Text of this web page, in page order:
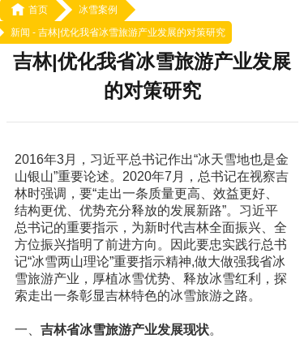
 首页
冰雪案例
新闻 - 吉林|优化我省冰雪旅游产业发展的对策研究
吉林|优化我省冰雪旅游产业发展
的对策研究
2016年3月，习近平总书记作出“冰天雪地也是金
山银山”重要论述。2020年7月，总书记在视察吉
林时强调，要“走出一条质量更高、效益更好、
结构更优、优势充分释放的发展新路”。习近平
总书记的重要指示，为新时代吉林全面振兴、全
方位振兴指明了前进方向。因此要忠实践行总书
记“冰雪两山理论”重要指示精神,做大做强我省冰
雪旅游产业，厚植冰雪优势、释放冰雪红利，探
索走出一条彰显吉林特色的冰雪旅游之路。
一、 吉林省冰雪旅游产业发展现状。